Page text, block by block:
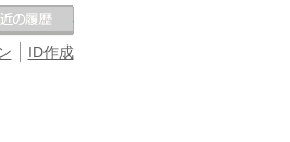
ID作成
の温泉